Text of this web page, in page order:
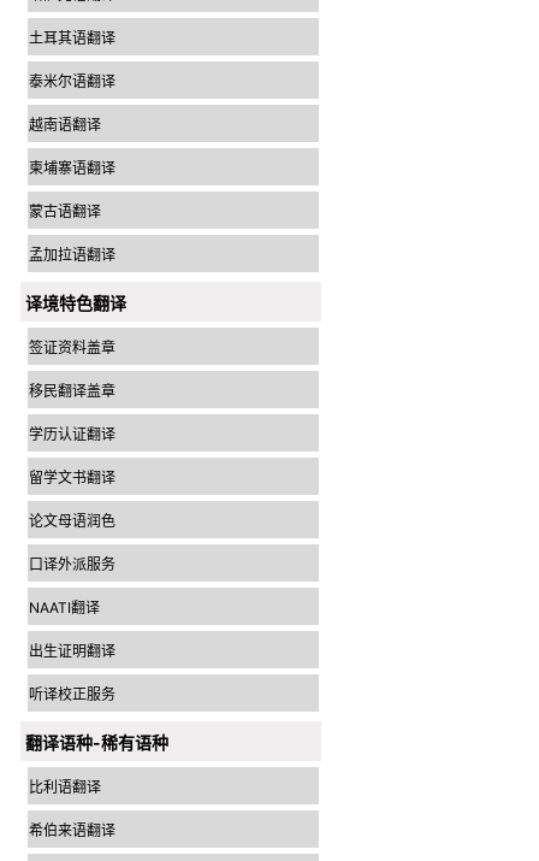
土耳其语翻译
泰米尔语翻译
越南语翻译
柬埔寨语翻译
蒙古语翻译
孟加拉语翻译
译境特色翻译
签证资料盖章
移民翻译盖章
学历认证翻译
留学文书翻译
论文母语润色
口译外派服务
NAATI翻译
出生证明翻译
听译校正服务
翻译语种-稀有语种
比利语翻译
希伯来语翻译